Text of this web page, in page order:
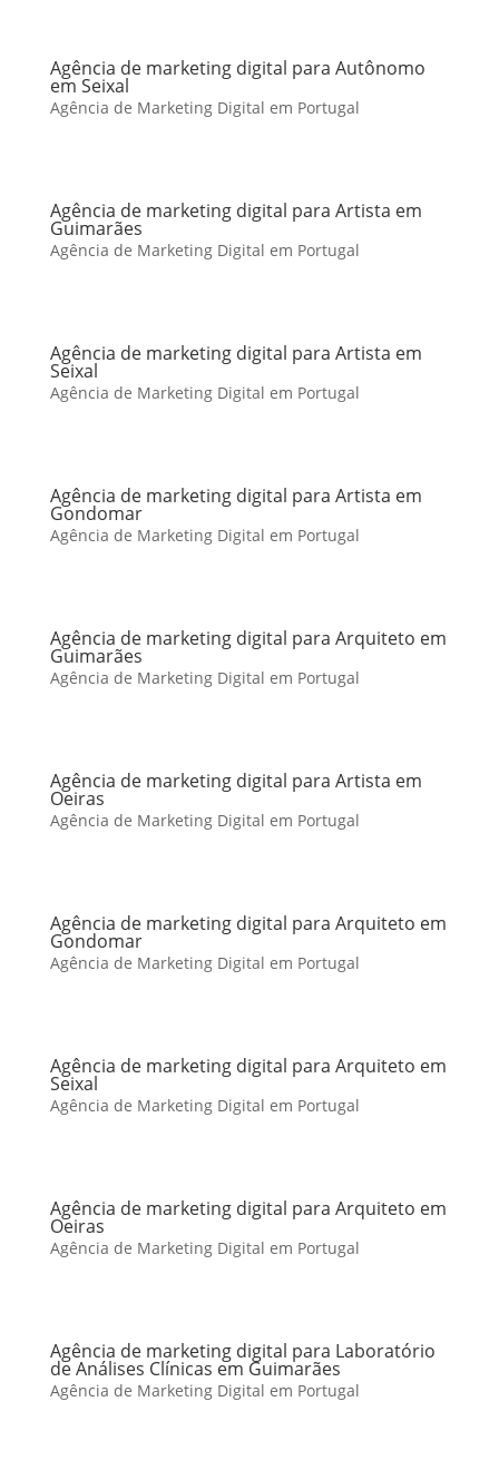
Agência de marketing digital para Autônomo
em Seixal
Agência de Marketing Digital em Portugal
Agência de marketing digital para Artista em
Guimarães
Agência de Marketing Digital em Portugal
Agência de marketing digital para Artista em
Seixal
Agência de Marketing Digital em Portugal
Agência de marketing digital para Artista em
Gondomar
Agência de Marketing Digital em Portugal
Agência de marketing digital para Arquiteto em
Guimarães
Agência de Marketing Digital em Portugal
Agência de marketing digital para Artista em
Oeiras
Agência de Marketing Digital em Portugal
Agência de marketing digital para Arquiteto em
Gondomar
Agência de Marketing Digital em Portugal
Agência de marketing digital para Arquiteto em
Seixal
Agência de Marketing Digital em Portugal
Agência de marketing digital para Arquiteto em
Oeiras
Agência de Marketing Digital em Portugal
Agência de marketing digital para Laboratório
de Análises Clínicas em Guimarães
Agência de Marketing Digital em Portugal